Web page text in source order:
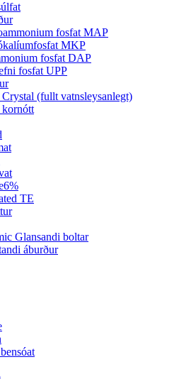
fosfat MAP
MKP
fosfat DAP
fosfat UPP
(fullt vatnsleysanlegt)
TE
Glansandi boltar
áburður